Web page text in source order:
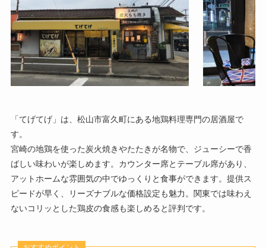
「てげてげ」は、松山市富久町にある地鶏料理専門の居酒屋で
す。
宮崎の地鶏を使った炭火焼きやたたきが名物で、ジューシーで香
ばしい味わいが楽しめます。カウンター席とテーブル席があり、
アットホームな雰囲気の中でゆっくりと食事ができます。提供ス
ピードが早く、リーズナブルな価格設定も魅力。関東では味わえ
ないコリッとした鶏皮の食感も楽しめると評判です。